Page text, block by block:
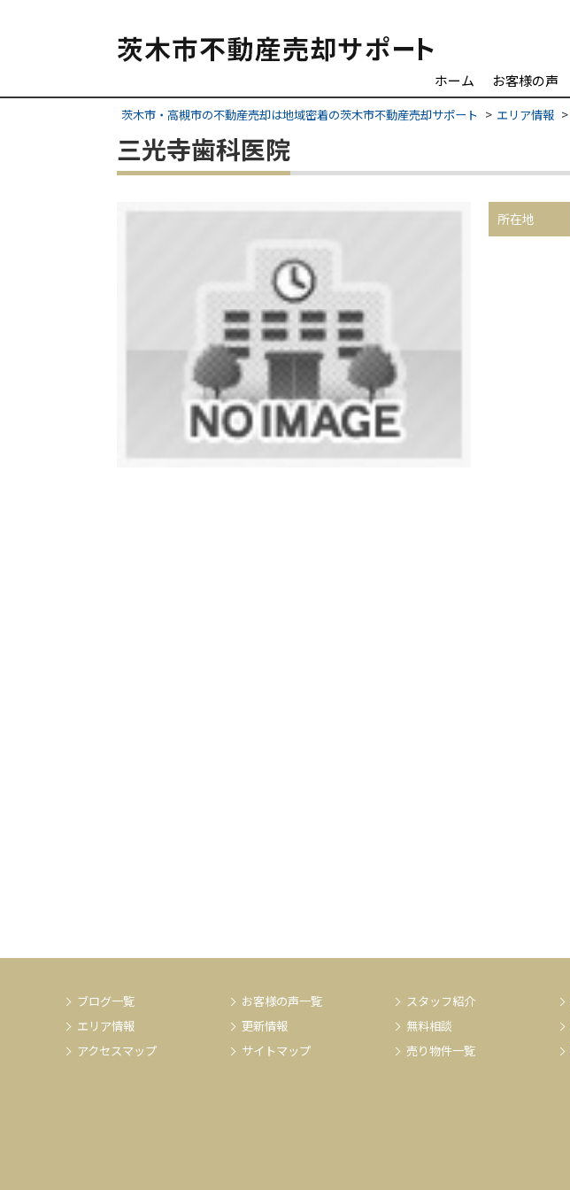
ホーム お客様の声
茨木市・高槻市の不動産売却は地域密着の茨木市不動産売却サポート エリア情報
三光寺歯科医院
所在地
ブログ一覧
エリア情報
アクセスマップ
お客様の声一覧
更新情報
サイトマップ
スタッフ紹介
無料相談
売り物件一覧